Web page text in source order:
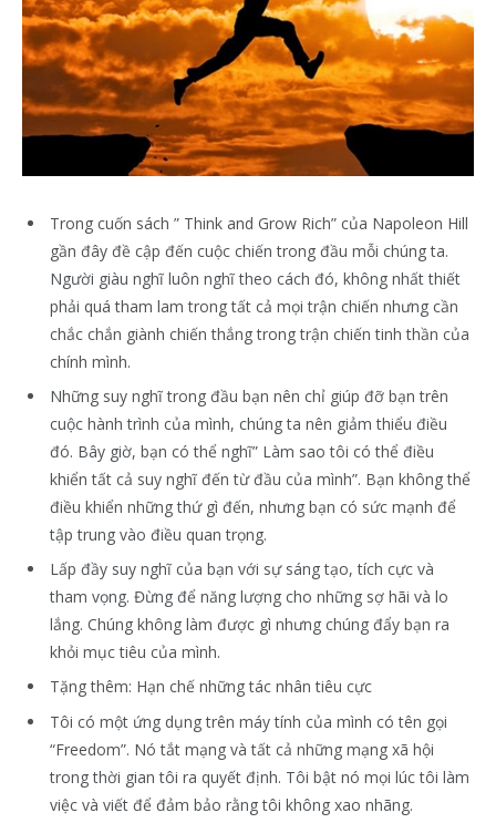
Trong cuốn sách ” Think and Grow Rich” của Napoleon Hill
gần đây đề cập đến cuộc chiến trong đầu mỗi chúng ta.
Người giàu nghĩ luôn nghĩ theo cách đó, không nhất thiết
phải quá tham lam trong tất cả mọi trận chiến nhưng cần
chắc chắn giành chiến thắng trong trận chiến tinh thần của
chính mình.
Những suy nghĩ trong đầu bạn nên chỉ giúp đỡ bạn trên
cuộc hành trình của mình, chúng ta nên giảm thiểu điều
đó. Bây giờ, bạn có thể nghĩ” Làm sao tôi có thể điều
khiển tất cả suy nghĩ đến từ đầu của mình”. Bạn không thể
điều khiển những thứ gì đến, nhưng bạn có sức mạnh để
tập trung vào điều quan trọng.
Lấp đầy suy nghĩ của bạn với sự sáng tạo, tích cực và
tham vọng. Đừng để năng lượng cho những sợ hãi và lo
lắng. Chúng không làm được gì nhưng chúng đẩy bạn ra
khỏi mục tiêu của mình.
Tặng thêm: Hạn chế những tác nhân tiêu cực
Tôi có một ứng dụng trên máy tính của mình có tên gọi
“Freedom”. Nó tắt mạng và tất cả những mạng xã hội
trong thời gian tôi ra quyết định. Tôi bật nó mọi lúc tôi làm
việc và viết để đảm bảo rằng tôi không xao nhãng.